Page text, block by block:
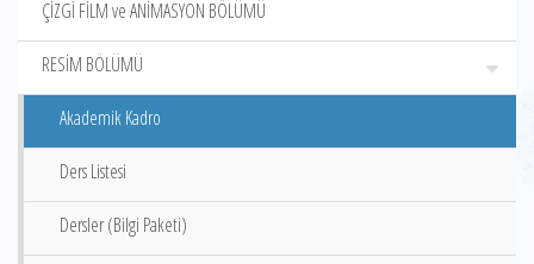
ÇİZGİ FİLM ve ANİMASYON BÖLÜMÜ
RESİM BÖLÜMÜ
Akademik Kadro
Ders Listesi
Dersler (Bilgi Paketi)